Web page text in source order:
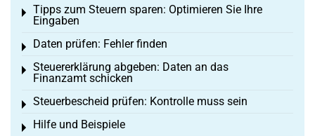
Tipps zum Steuern sparen: Optimieren Sie Ihre
Eingaben
Toggle menu
Daten prüfen: Fehler finden
Toggle menu
Steuererklärung abgeben: Daten an das
Finanzamt schicken
Toggle menu
Steuerbescheid prüfen: Kontrolle muss sein
Toggle menu
Hilfe und Beispiele
Toggle menu